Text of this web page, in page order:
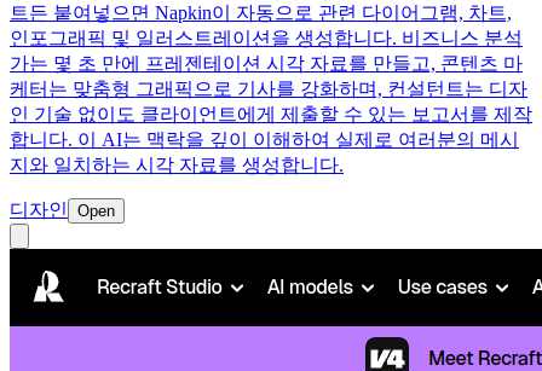
트든 붙여넣으면 Napkin이 자동으로 관련 다이어그램, 차트,
인포그래픽 및 일러스트레이션을 생성합니다. 비즈니스 분석
가는 몇 초 만에 프레젠테이션 시각 자료를 만들고, 콘텐츠 마
케터는 맞춤형 그래픽으로 기사를 강화하며, 컨설턴트는 디자
인 기술 없이도 클라이언트에게 제출할 수 있는 보고서를 제작
합니다. 이 AI는 맥락을 깊이 이해하여 실제로 여러분의 메시
지와 일치하는 시각 자료를 생성합니다.
디자인 Open